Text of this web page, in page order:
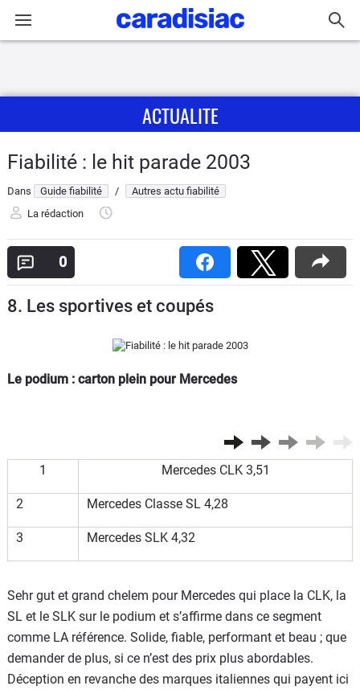
Actu
Essais
Guide
d'achat
Electriques
Flottes
Moto
Marques
ACTUALITE
Fiabilité : le hit parade 2003
Dans Guide fiabilité /
Autres actu fiabilité
La rédaction
0
8. Les sportives et coupés
Le podium : carton plein pour Mercedes
1 Mercedes CLK 3,51
2 Mercedes Classe SL 4,28
3 Mercedes SLK 4,32
Sehr gut et grand chelem pour Mercedes qui place la CLK, la
SL et le SLK sur le podium et s’affirme dans ce segment
comme LA référence. Solide, fiable, performant et beau ; que
demander de plus, si ce n’est des prix plus abordables.
Déception en revanche des marques italiennes qui payent ici